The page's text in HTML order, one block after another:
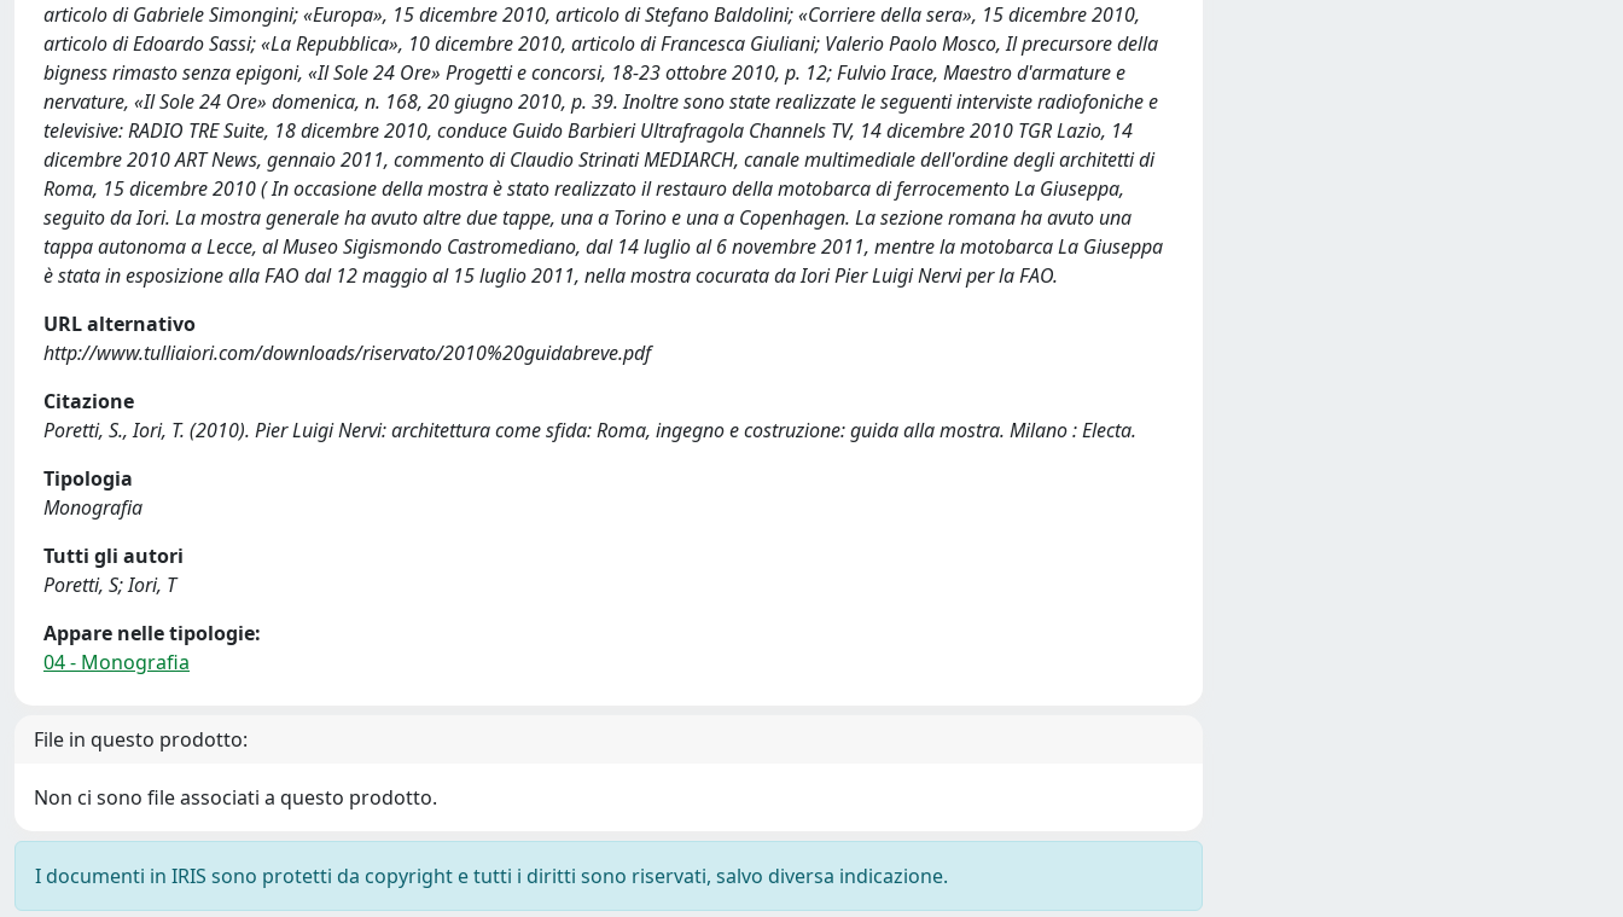
articolo di Gabriele Simongini; «Europa», 15 dicembre 2010, articolo di Stefano Baldolini; «Corriere della sera», 15 dicembre 2010,
articolo di Edoardo Sassi; «La Repubblica», 10 dicembre 2010, articolo di Francesca Giuliani; Valerio Paolo Mosco, Il precursore della
bigness rimasto senza epigoni, «Il Sole 24 Ore» Progetti e concorsi, 18-23 ottobre 2010, p. 12; Fulvio Irace, Maestro d'armature e
nervature, «Il Sole 24 Ore» domenica, n. 168, 20 giugno 2010, p. 39. Inoltre sono state realizzate le seguenti interviste radiofoniche e
televisive: RADIO TRE Suite, 18 dicembre 2010, conduce Guido Barbieri Ultrafragola Channels TV, 14 dicembre 2010 TGR Lazio, 14
dicembre 2010 ART News, gennaio 2011, commento di Claudio Strinati MEDIARCH, canale multimediale dell'ordine degli architetti di
Roma, 15 dicembre 2010 ( In occasione della mostra è stato realizzato il restauro della motobarca di ferrocemento La Giuseppa,
seguito da Iori. La mostra generale ha avuto altre due tappe, una a Torino e una a Copenhagen. La sezione romana ha avuto una
tappa autonoma a Lecce, al Museo Sigismondo Castromediano, dal 14 luglio al 6 novembre 2011, mentre la motobarca La Giuseppa
è stata in esposizione alla FAO dal 12 maggio al 15 luglio 2011, nella mostra cocurata da Iori Pier Luigi Nervi per la FAO.
URL alternativo
http://www.tulliaiori.com/downloads/riservato/2010%20guidabreve.pdf
Citazione
Poretti, S., Iori, T. (2010). Pier Luigi Nervi: architettura come sfida: Roma, ingegno e costruzione: guida alla mostra. Milano : Electa.
Tipologia
Monografia
Tutti gli autori
Poretti, S; Iori, T
Appare nelle tipologie:
04 - Monografia
File in questo prodotto:
Non ci sono file associati a questo prodotto.
I documenti in IRIS sono protetti da copyright e tutti i diritti sono riservati, salvo diversa indicazione.